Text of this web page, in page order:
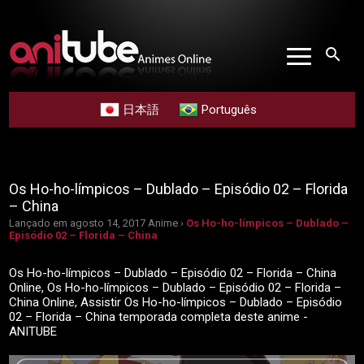
search
日本語 Português
Os Ho-ho-límpicos – Dublado – Episódio 02 – Florida
– China
Lançado em agosto 14, 2017 Anime › Os Ho-ho-límpicos – Dublado –
Episódio 02 – Florida – China
Os Ho-ho-límpicos – Dublado – Episódio 02 – Florida – China
Online, Os Ho-ho-límpicos – Dublado – Episódio 02 – Florida –
China Online, Assistir Os Ho-ho-límpicos – Dublado – Episódio
02 – Florida – China temporada completa deste anime -
ANITUBE